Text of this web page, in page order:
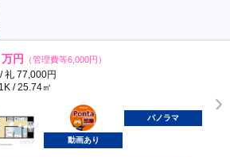
万円 （管理費等6,000円）
礼 77,000円
/ 25.74㎡
ポンタ
部屋
パノラマ
動画あり